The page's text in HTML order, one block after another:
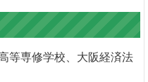
等専修学校、大阪経済法